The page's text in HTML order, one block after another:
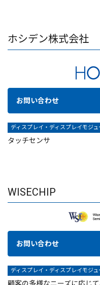
ホシデン株式会社
お問い合わせ
ディスプレイ・ディスプレイモジュ
タッチセンサ
WISECHIP
お問い合わせ
ディスプレイ・ディスプレイモジュ
顧客の多様なニーズに応じ